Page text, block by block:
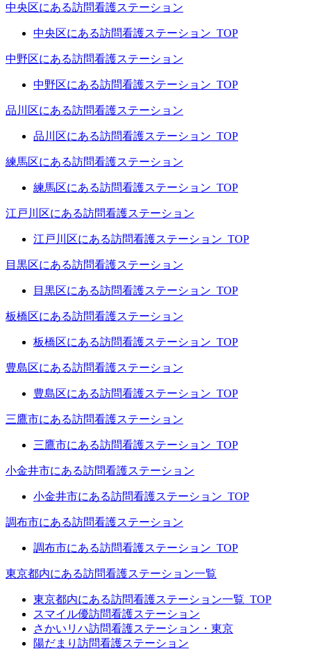
中央区にある訪問看護ステーション
中央区にある訪問看護ステーション_TOP
中野区にある訪問看護ステーション
中野区にある訪問看護ステーション_TOP
品川区にある訪問看護ステーション
品川区にある訪問看護ステーション_TOP
練馬区にある訪問看護ステーション
練馬区にある訪問看護ステーション_TOP
江戸川区にある訪問看護ステーション
江戸川区にある訪問看護ステーション_TOP
目黒区にある訪問看護ステーション
目黒区にある訪問看護ステーション_TOP
板橋区にある訪問看護ステーション
板橋区にある訪問看護ステーション_TOP
豊島区にある訪問看護ステーション
豊島区にある訪問看護ステーション_TOP
三鷹市にある訪問看護ステーション
三鷹市にある訪問看護ステーション_TOP
小金井市にある訪問看護ステーション
小金井市にある訪問看護ステーション_TOP
調布市にある訪問看護ステーション
調布市にある訪問看護ステーション_TOP
東京都内にある訪問看護ステーション一覧
東京都内にある訪問看護ステーション一覧_TOP
スマイル優訪問看護ステーション
さかいリハ訪問看護ステーション・東京
陽だまり訪問看護ステーション